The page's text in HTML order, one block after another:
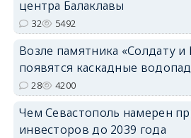
центра Балаклавы
32 5492
Возле памятника «Солдату и
появятся каскадные
28 4200
Чем Севастополь намерен
инвесторов до 2039 года